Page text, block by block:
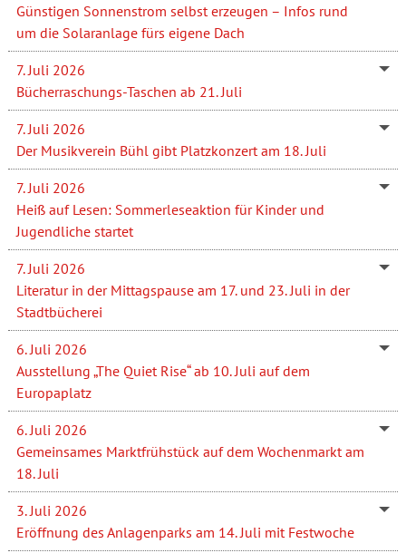
Günstigen Sonnenstrom selbst erzeugen – Infos rund
um die Solaranlage fürs eigene Dach
7. Juli 2026
Bücherraschungs-Taschen ab 21. Juli
7. Juli 2026
Der Musikverein Bühl gibt Platzkonzert am 18. Juli
7. Juli 2026
Heiß auf Lesen: Sommerleseaktion für Kinder und
Jugendliche startet
7. Juli 2026
Literatur in der Mittagspause am 17. und 23. Juli in der
Stadtbücherei
6. Juli 2026
Ausstellung „The Quiet Rise“ ab 10. Juli auf dem
Europaplatz
6. Juli 2026
Gemeinsames Marktfrühstück auf dem Wochenmarkt am
18. Juli
3. Juli 2026
Eröffnung des Anlagenparks am 14. Juli mit Festwoche